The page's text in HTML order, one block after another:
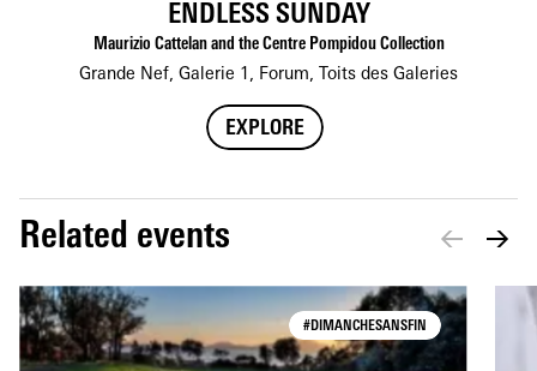
ENDLESS SUNDAY
Maurizio Cattelan and the Centre Pompidou Collection
Grande Nef, Galerie 1, Forum, Toits des Galeries
EXPLORE
Related events
#DIMANCHESANSFIN